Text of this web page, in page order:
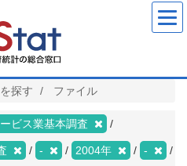
探す ファイル
ビス業基本調査
- 2004年 -